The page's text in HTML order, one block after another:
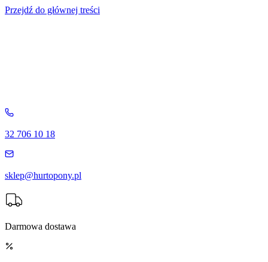
Przejdź do głównej treści
32 706 10 18
sklep@hurtopony.pl
Darmowa dostawa